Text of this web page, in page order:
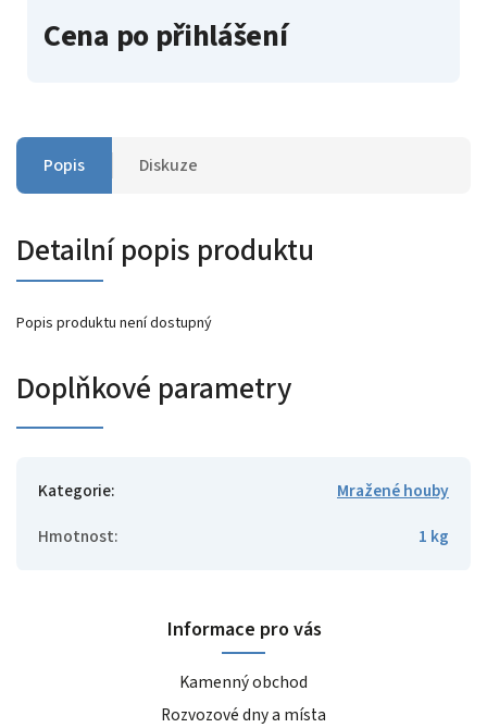
Cena po přihlášení
Popis Diskuze
Detailní popis produktu
Popis produktu není dostupný
Doplňkové parametry
Kategorie:
Mražené houby
Hmotnost: 1 kg
Informace pro vás
Kamenný obchod
Rozvozové dny a místa